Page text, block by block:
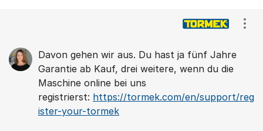
Davon gehen wir aus. Du hast ja fünf Jahre
Garantie ab Kauf, drei weitere, wenn du die
Maschine online bei uns
registrierst: https://tormek.com/en/support/reg
ister-your-tormek